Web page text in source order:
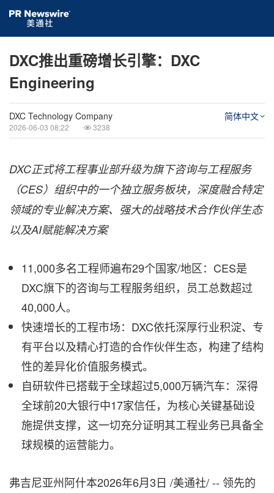
DXC推出重磅增长引擎：DXC
Engineering
DXC Technology Company
2026-06-03 08:22 3238
简体中文
DXC正式将工程事业部升级为旗下咨询与工程服务
（CES）组织中的一个独立服务板块，深度融合特定
领域的专业解决方案、强大的战略技术合作伙伴生态
以及AI赋能解决方案
11,000多名工程师遍布29个国家/地区：CES是
DXC旗下的咨询与工程服务组织，员工总数超过
40,000人。
快速增长的工程市场：DXC依托深厚行业积淀、专
有平台以及精心打造的合作伙伴生态，构建了结构
性的差异化价值服务模式。
自研软件已搭载于全球超过5,000万辆汽车：深得
全球前20大银行中17家信任，为核心关键基础设
施提供支撑，这一切充分证明其工程业务已具备全
球规模的运营能力。
弗吉尼亚州阿什本2026年6月3日 /美通社/ -- 领先的